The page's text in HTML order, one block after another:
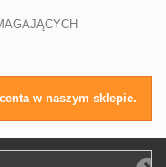
w naszym sklepie.